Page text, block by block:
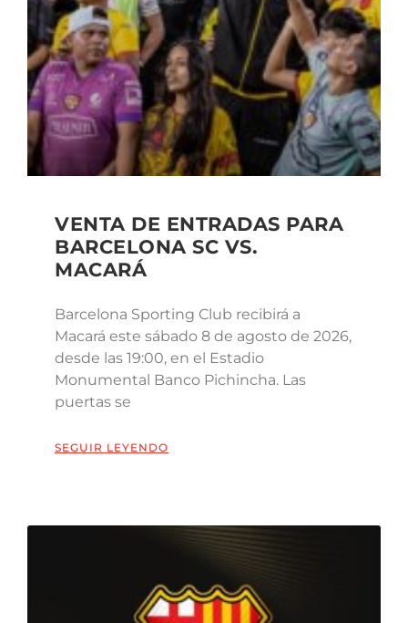
VENTA DE ENTRADAS PARA
BARCELONA SC VS.
MACARÁ
Barcelona Sporting Club recibirá a
Macará este sábado 8 de agosto de 2026,
desde las 19:00, en el Estadio
Monumental Banco Pichincha. Las
puertas se
SEGUIR LEYENDO